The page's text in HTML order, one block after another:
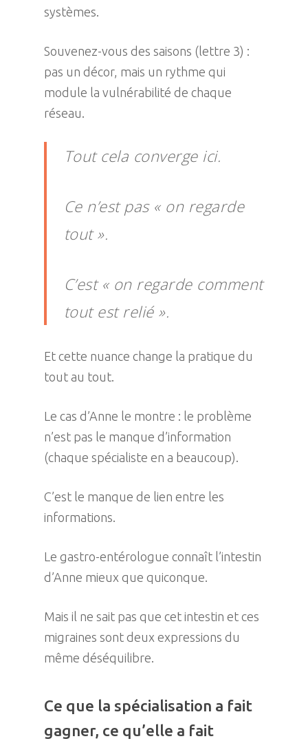
systèmes.
Souvenez-vous des saisons (lettre 3) :
pas un décor, mais un rythme qui
module la vulnérabilité de chaque
réseau.
Tout cela converge ici.
Ce n’est pas « on regarde
tout ».
C’est « on regarde comment
tout est relié ».
Et cette nuance change la pratique du
tout au tout.
Le cas d’Anne le montre : le problème
n’est pas le manque d’information
(chaque spécialiste en a beaucoup).
C’est le manque de lien entre les
informations.
Le gastro-entérologue connaît l’intestin
d’Anne mieux que quiconque.
Mais il ne sait pas que cet intestin et ces
migraines sont deux expressions du
même déséquilibre.
Ce que la spécialisation a fait
gagner, ce qu’elle a fait